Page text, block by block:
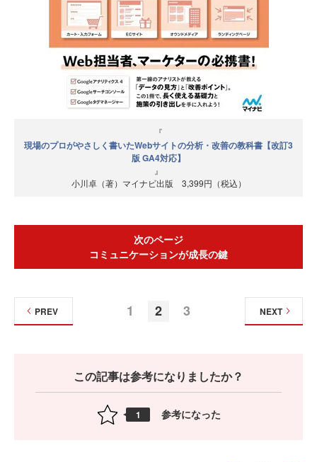
『
現場のプロがやさしく書いたWebサイトの分析・改善の教科書【改訂3
版 GA4対応】
』
小川卓（著）マイナビ出版 3,399円（税込）
次のページ
コミュニケーションが成長の鍵
1 2 3
PREV NEXT
この記事は参考になりましたか？
1 参考になった